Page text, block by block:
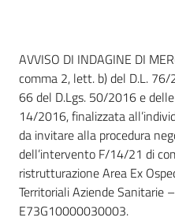
telematiche
English
site
Dati del bando
AVVISO DI INDAGINE DI
comma 2, lett. b) del D.L.
66 del D.Lgs. 50/2016 e
14/2016, finalizzata
da invitare alla procedura
dell’intervento F/14/21 di
ristrutturazione Area Ex
Territoriali Aziende Sanitarie
E73G10000030003.